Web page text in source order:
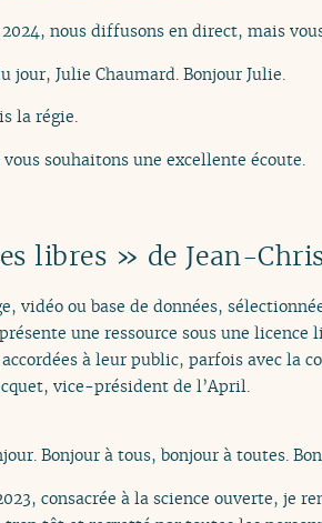
nous diffusons en direct, mais
jour, Julie Chaumard. Bonjour Julie.
la régie.
souhaitons une excellente écoute.
libres » de Jean-
vidéo ou base de données,
une ressource sous une
à leur public, parfois avec la
vice-président de l’April.
Bonjour à tous, bonjour à toutes.
consacrée à la science ouverte, je